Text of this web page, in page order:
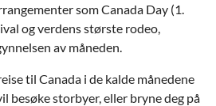
som Canada Day (1.
og verdens største rodeo,
av måneden.
til Canada i de kalde månedene
besøke storbyer, eller bryne deg på